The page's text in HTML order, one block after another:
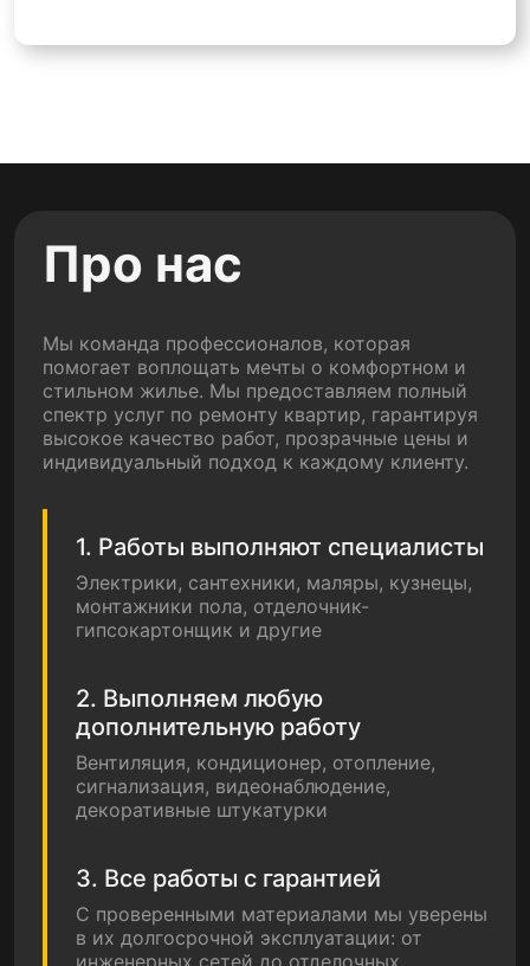
Про нас
Мы команда профессионалов, которая
помогает воплощать мечты о комфортном и
стильном жилье. Мы предоставляем полный
спектр услуг по ремонту квартир, гарантируя
высокое качество работ, прозрачные цены и
индивидуальный подход к каждому клиенту.
1. Работы выполняют специалисты
Электрики, сантехники, маляры, кузнецы,
монтажники пола, отделочник-
гипсокартонщик и другие
2. Выполняем любую
дополнительную работу
Вентиляция, кондиционер, отопление,
сигнализация, видеонаблюдение,
декоративные штукатурки
3. Все работы с гарантией
С проверенными материалами мы уверены
в их долгосрочной эксплуатации: от